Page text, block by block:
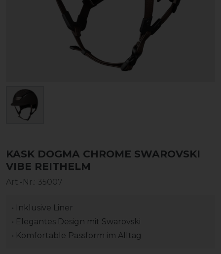
KASK DOGMA CHROME SWAROVSKI
VIBE REITHELM
Art.-Nr.: 35007
• Inklusive Liner
• Elegantes Design mit Swarovski
• Komfortable Passform im Alltag